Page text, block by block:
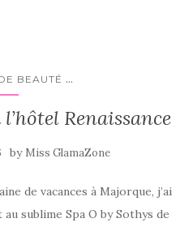
BEAUTÉ ...
Renaissance
by Miss GlamaZone
de vacances à Majorque, j’ai
sublime Spa O by Sothys de